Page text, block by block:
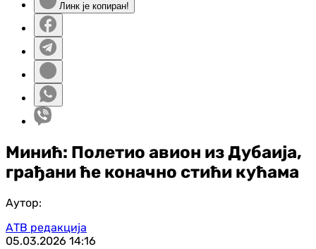
Линк је копиран!
Минић: Полетио авион из Дубаија,
грађани ће коначно стићи кућама
Аутор:
АТВ редакција
05.03.2026 14:16